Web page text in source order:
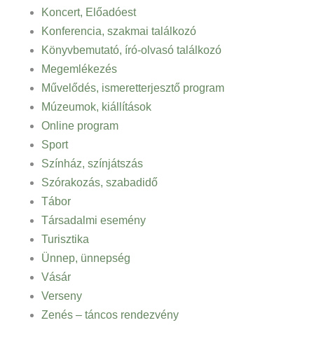
Koncert, Előadóest
Konferencia, szakmai találkozó
Könyvbemutató, író-olvasó találkozó
Megemlékezés
Művelődés, ismeretterjesztő program
Múzeumok, kiállítások
Online program
Sport
Színház, színjátszás
Szórakozás, szabadidő
Tábor
Társadalmi esemény
Turisztika
Ünnep, ünnepség
Vásár
Verseny
Zenés – táncos rendezvény